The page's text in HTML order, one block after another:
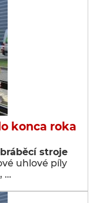
konca roka
stroje
uhlové píly
…